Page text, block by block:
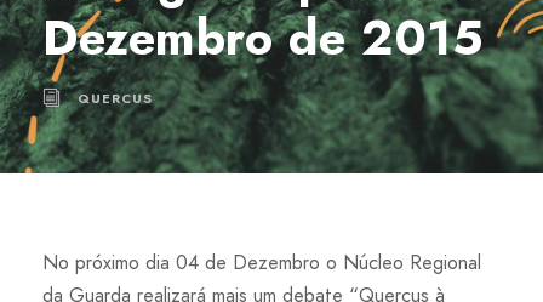
Dezembro de 2015
QUERCUS
No próximo dia 04 de Dezembro o Núcleo Regional
da Guarda realizará mais um debate “Quercus à